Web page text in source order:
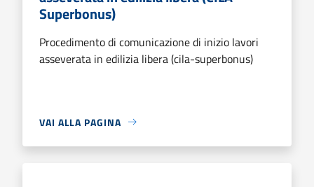
Superbonus)
Procedimento di comunicazione di inizio lavori
asseverata in edilizia libera (cila-superbonus)
VAI ALLA PAGINA